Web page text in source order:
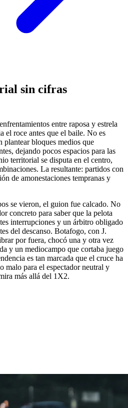
sin cifras
entre raposa y estrela
el roce antes que el baile. No es
plantear bloques medios que
dejando pocos espacios para las
territorial se disputa en el centro,
La resultante: partidos con
de amonestaciones tempranas y
se vieron, el guion fue calcado. No
concreto para saber que la pelota
interrupciones y un árbitro obligado
del descanso. Botafogo, con J.
por fuera, chocó una y otra vez
y un mediocampo que cortaba juego
es tan marcada que el cruce ha
malo para el espectador neutral y
más allá del 1X2.